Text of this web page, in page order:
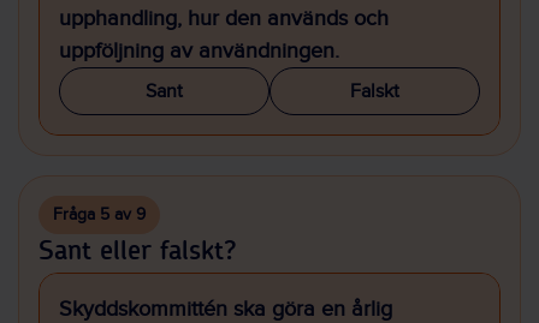
upphandling, hur den används och
uppföljning av användningen.
Sant Falskt
Fråga 5 av 9
Sant eller falskt?
Skyddskommittén ska göra en årlig